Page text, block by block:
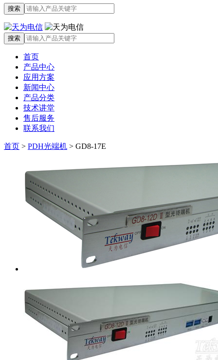
首页
产品中心
应用方案
新闻中心
产品分类
技术讲堂
售后服务
联系我们
首页 > PDH光端机 > GD8-17E